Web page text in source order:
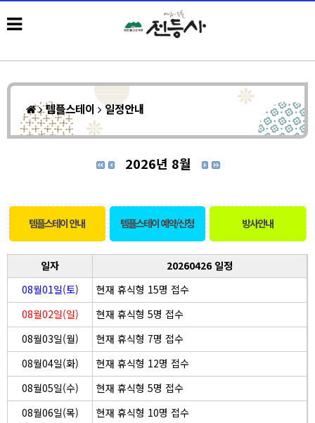
템플스테이 일정안내
2026년 8월
템플스테이 안내 템플스테이 예약/신청 방사안내
일자
20260426 일정
08월01일(토)
현재 휴식형 15명 접수
08월02일(일)
현재 휴식형 5명 접수
08월03일(월)
현재 휴식형 7명 접수
08월04일(화)
현재 휴식형 12명 접수
08월05일(수)
현재 휴식형 5명 접수
08월06일(목)
현재 휴식형 10명 접수